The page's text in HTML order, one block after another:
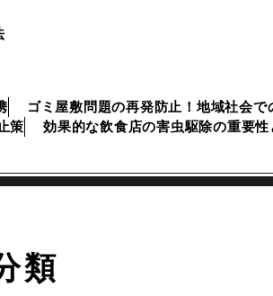
ゴミ屋敷問題の再発防止！地域社会で
策
効果的な飲食店の害虫駆除の重要性
類